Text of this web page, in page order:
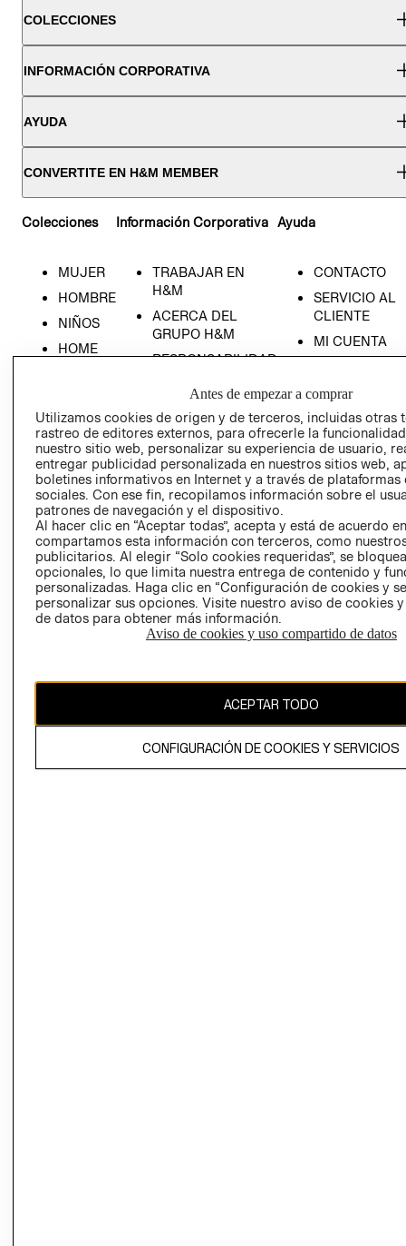
COLECCIONES
INFORMACIÓN CORPORATIVA
AYUDA
CONVERTITE EN H&M MEMBER
Colecciones
MUJER
HOMBRE
NIÑOS
HOME
Información Corporativa
TRABAJAR EN
H&M
ACERCA DEL
GRUPO H&M
RESPONSABILIDAD
PRENSA
RELACIÓN CON
INVERSIONISTAS
POLÍTICA
EMPRESARIAL
Ayuda
CONTACTO
SERVICIO AL
CLIENTE
MI CUENTA
- RETIRO EN
TIENDA
TÉRMINOS Y
CONDICIONES
PRIVACIDAD
GIFT CARD
AVISO DE
COOKIES
Uruguay ($U)
Antes de empezar a comprar
Utilizamos cookies de origen y de terceros, incluidas otras
rastreo de editores externos, para ofrecerle la
nuestro sitio web, personalizar su experiencia de usuario,
entregar publicidad personalizada en nuestros sitios web,
boletines informativos en Internet y a través de plataformas
sociales. Con ese fin, recopilamos información sobre el
patrones de navegación y el dispositivo.
Al hacer clic en “Aceptar todas”, acepta y está de acuerdo
compartamos esta información con terceros, como
publicitarios. Al elegir “Solo cookies requeridas”, se
opcionales, lo que limita nuestra entrega de contenido y
personalizadas. Haga clic en “Configuración de cookies y
personalizar sus opciones. Visite nuestro aviso de cookies
de datos para obtener más información.
Aviso de cookies y uso compartido de datos
ACEPTAR TODO
CONFIGURACIÓN DE COOKIES Y SERVICIOS